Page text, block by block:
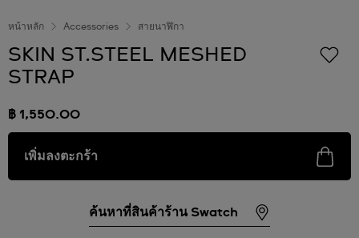
หน้าหลัก Accessories สายนาฬิกา
SKIN ST.STEEL MESHED
STRAP
฿ 1,550.00
เพิ่มลงตะกร้า
ค้นหาที่สินค้าร้าน Swatch